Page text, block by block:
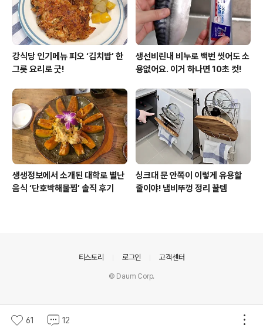
강식당 인기메뉴 피오 ‘김치밥’ 한
그릇 요리로 굿!
생선비린내 비누로 백번 씻어도 소
용없어요. 이거 하나면 10초 컷!
생생정보에서 소개된 대학로 별난
음식 ‘단호박해물찜’ 솔직 후기
싱크대 문 안쪽이 이렇게 유용할
줄이야! 냄비뚜껑 정리 꿀템
61 12
티스토리 로그인 고객센터
© Daum Corp.